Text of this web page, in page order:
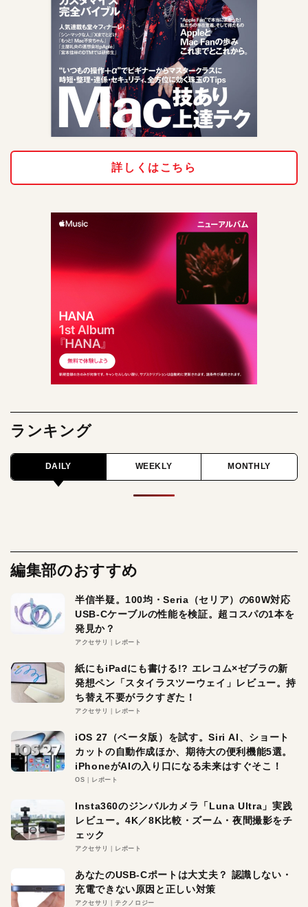
詳しくはこちら
ランキング
DAILY WEEKLY MONTHLY
編集部のおすすめ
半信半疑。100均・Seria（セリア）の60W対応
USB-Cケーブルの性能を検証。超コスパの1本を
発見か？
アクセサリ レポート
紙にもiPadにも書ける!? エレコム×ゼブラの新
発想ペン「スタイラスツーウェイ」レビュー。持
ち替え不要がラクすぎた！
アクセサリ レポート
iOS 27（ベータ版）を試す。Siri AI、ショート
カットの自動作成ほか、期待大の便利機能5選。
iPhoneがAIの入り口になる未来はすぐそこ！
OS レポート
Insta360のジンバルカメラ「Luna Ultra」実践
レビュー。4K／8K比較・ズーム・夜間撮影をチ
ェック
アクセサリ レポート
あなたのUSB-Cポートは大丈夫？ 認識しない・
充電できない原因と正しい対策
アクセサリ テクノロジー